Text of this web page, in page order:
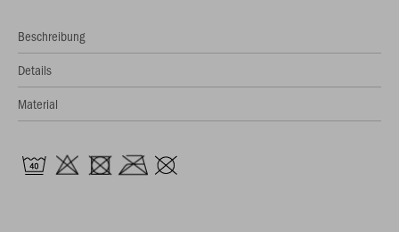
Beschreibung
Details
Material